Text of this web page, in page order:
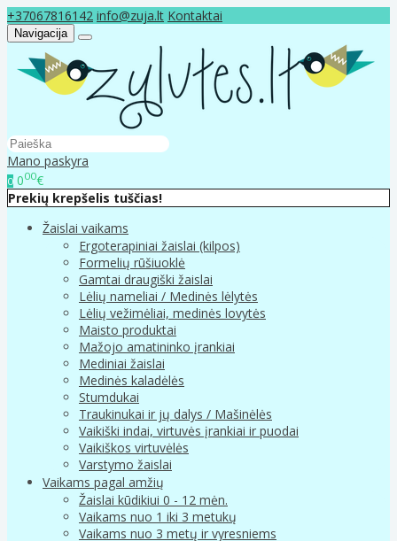
+37067816142 info@zuja.lt Kontaktai
Navigacija
Mano paskyra
0 000€
Prekių krepšelis tuščias!
Žaislai vaikams
Ergoterapiniai žaislai (kilpos)
Formelių rūšiuoklė
Gamtai draugiški žaislai
Lėlių nameliai / Medinės lėlytės
Lėlių vežimėliai, medinės lovytės
Maisto produktai
Mažojo amatininko įrankiai
Mediniai žaislai
Medinės kaladėlės
Stumdukai
Traukinukai ir jų dalys / Mašinėlės
Vaikiški indai, virtuvės įrankiai ir puodai
Vaikiškos virtuvėlės
Varstymo žaislai
Vaikams pagal amžių
Žaislai kūdikiui 0 - 12 mėn.
Vaikams nuo 1 iki 3 metukų
Vaikams nuo 3 metų ir vyresniems